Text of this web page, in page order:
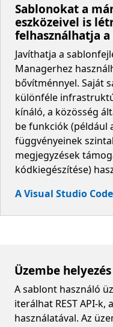
Sablonokat a
eszközeivel is
felhasználhatja
Javíthatja a
Managerhez
bővítménnyel. Saját
különféle
kínáló, a közösség
be funkciók (például
függvényeinek
megjegyzések
kódkiegészítése)
A Visual Studio
Üzembe
A sablont használó
iterálhat REST API-k,
használatával. Az